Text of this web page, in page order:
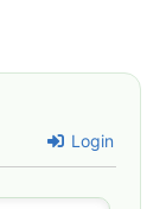
Login